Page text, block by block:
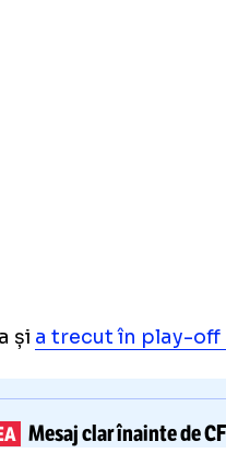
și a trecut în play-off
Mesaj clar înainte de